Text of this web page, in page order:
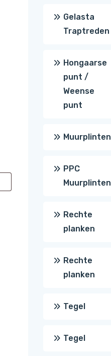
Gelasta
Traptreden
Hongaarse
punt /
Weense
punt
Muurplinten
PPC
Muurplinten
Rechte
planken
Rechte
planken
Tegel
Tegel